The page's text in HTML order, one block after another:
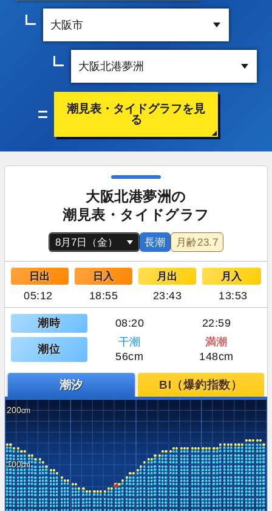
潮見表・タイドグラフを見
る
大阪北港夢洲の
潮見表・タイドグラフ
長潮 月齢23.7
日出 日入 月出 月入
05:12 18:55 23:43 13:53
潮時 08:20 22:59
潮位
干潮
満潮
56cm
148cm
潮汐 BI（爆釣指数）
200
100